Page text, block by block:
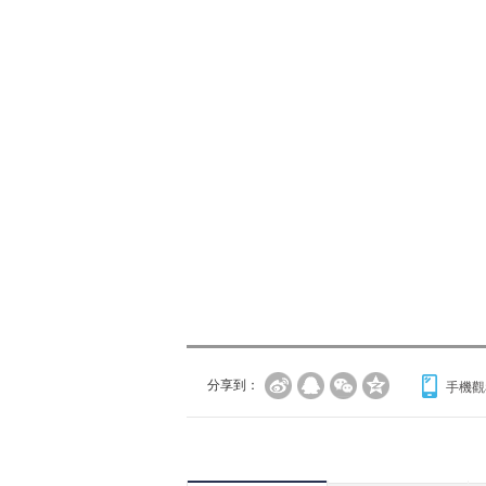
分享到： 手機